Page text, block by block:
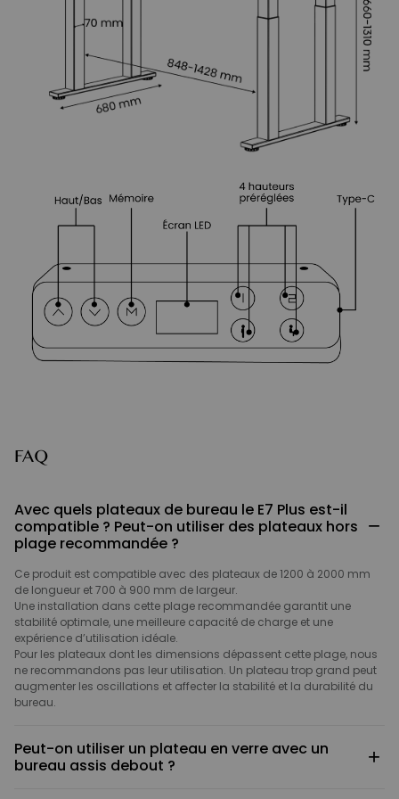
FAQ
Avec quels plateaux de bureau le E7 Plus est-il
compatible ? Peut-on utiliser des plateaux hors
plage recommandée ?
−
Ce produit est compatible avec des plateaux de 1200 à 2000 mm
de longueur et 700 à 900 mm de largeur.
Une installation dans cette plage recommandée garantit une
stabilité optimale, une meilleure capacité de charge et une
expérience d’utilisation idéale.
Pour les plateaux dont les dimensions dépassent cette plage, nous
ne recommandons pas leur utilisation. Un plateau trop grand peut
augmenter les oscillations et affecter la stabilité et la durabilité du
bureau.
Peut-on utiliser un plateau en verre avec un
bureau assis debout ?
+